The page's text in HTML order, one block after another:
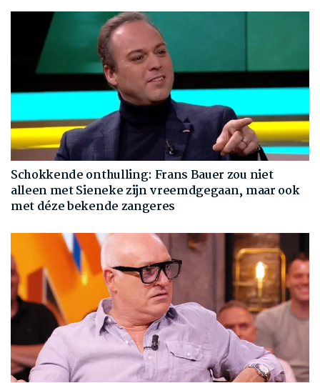
Schokkende onthulling: Frans Bauer zou niet
alleen met Sieneke zijn vreemdgegaan, maar ook
met déze bekende zangeres